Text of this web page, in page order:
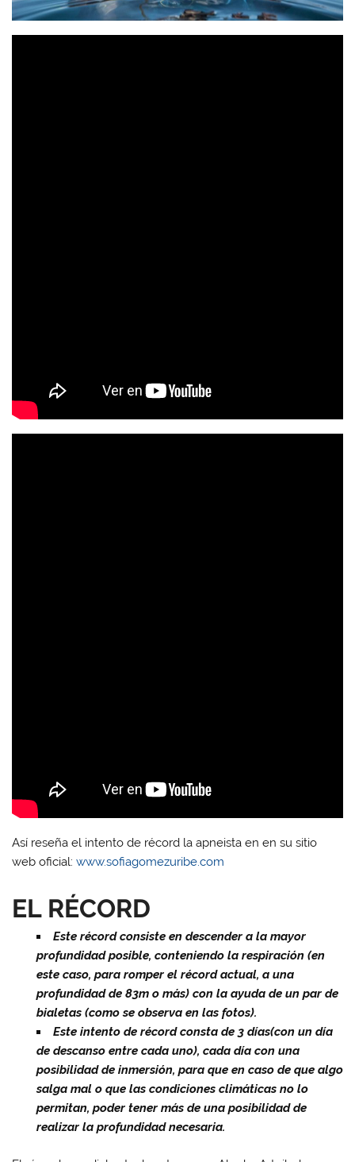
Así reseña el intento de récord la apneista en en su sitio
web oficial:www.sofiagomezuribe.com
EL RÉCORD
Este récord consiste en descender a la mayor
profundidad posible, conteniendo la respiración (en
este caso, para romper el récord actual, a una
profundidad de 83m o más) con la ayuda de un par de
bialetas (como se observa en las fotos).
Este intento de récord consta de 3 días(con un día
de descanso entre cada uno), cada día con una
posibilidad de inmersión, para que en caso de que algo
salga mal o que las condiciones climáticas no lo
permitan, poder tener más de una posibilidad de
realizar la profundidad necesaria.